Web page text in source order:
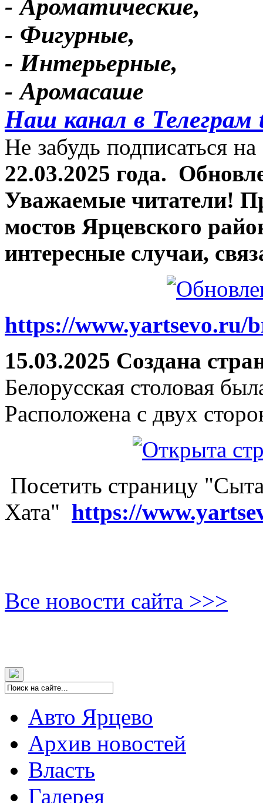
- Ароматические,
- Фигурные,
- Интерьерные,
- Аромасаше
Наш канал в Телеграм
Не забудь подписаться
22.03.2025 года.
Уважаемые читатели!
мостов Ярцевского
интересные случаи,
https://www.yartsevo.ru/
15.03.2025 Создана
Белорусская столовая
Расположена с двух
Посетить страницу
Хата" https://
Все новости сайта >>>
Авто Ярцево
Архив новостей
Власть
Галерея